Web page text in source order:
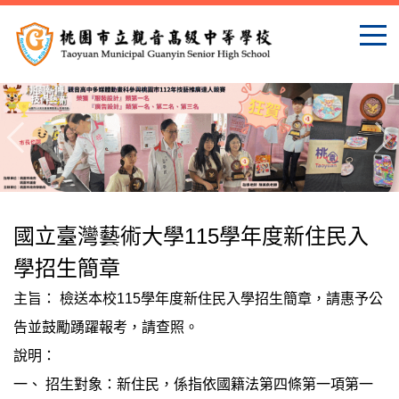
到
主
內
容
區
國立臺灣藝術大學115學年度新住民入
學招生簡章
主旨： 檢送本校115學年度新住民入學招生簡章，請惠予公
告並鼓勵踴躍報考，請查照。
說明：
一、 招生對象：新住民，係指依國籍法第四條第一項第一